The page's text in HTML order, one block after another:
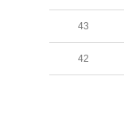
43
42